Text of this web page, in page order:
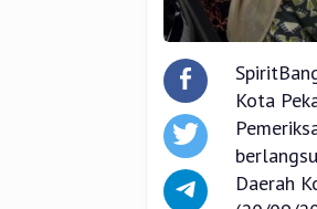
Kota
Daerah